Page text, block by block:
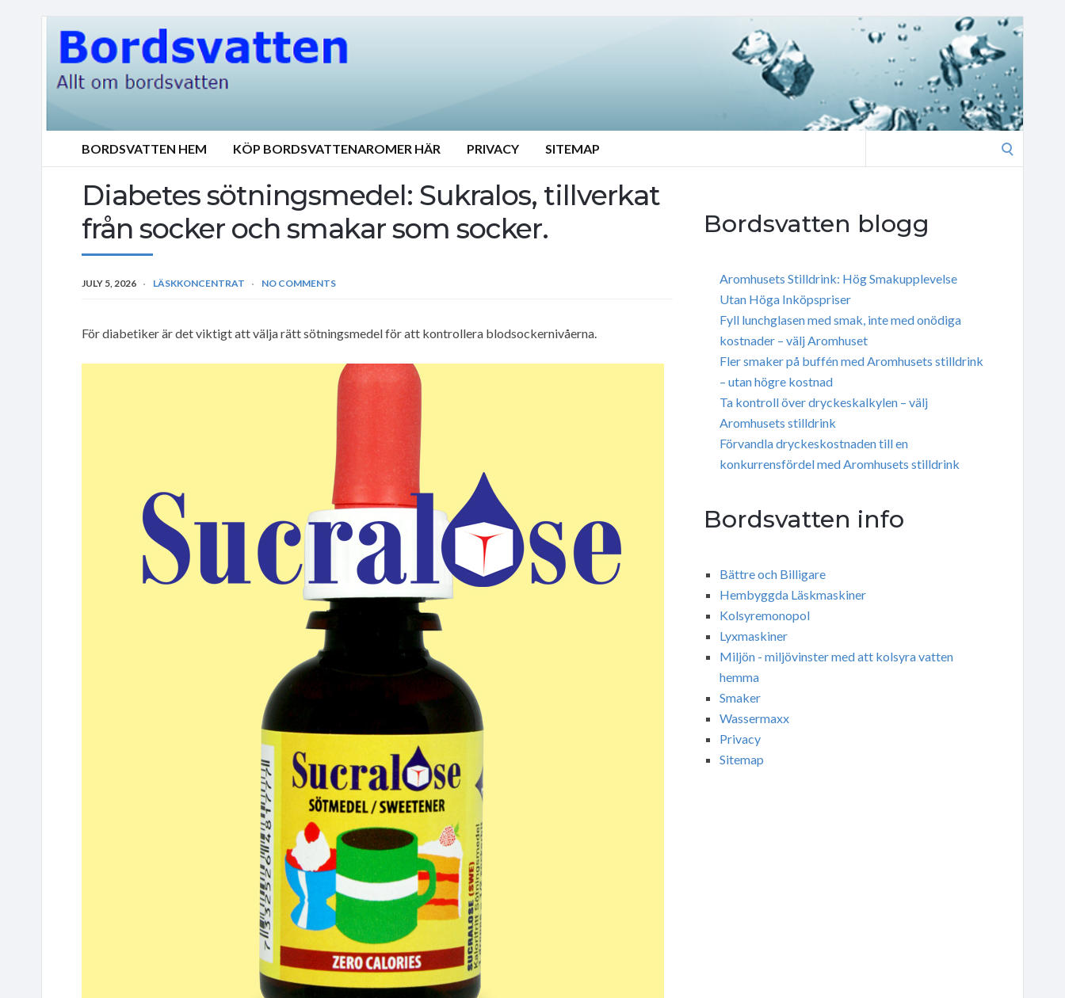
BORDSVATTEN HEM KÖP BORDSVATTENAROMER HÄR PRIVACY SITEMAP
Diabetes sötningsmedel: Sukralos, tillverkat
från socker och smakar som socker.
JULY 5, 2026 LÄSKKONCENTRAT NO COMMENTS
För diabetiker är det viktigt att välja rätt sötningsmedel för att kontrollera blodsockernivåerna.
Bordsvatten blogg
Aromhusets Stilldrink: Hög Smakupplevelse
Utan Höga Inköpspriser
Fyll lunchglasen med smak, inte med onödiga
kostnader – välj Aromhuset
Fler smaker på buffén med Aromhusets stilldrink
– utan högre kostnad
Ta kontroll över dryckeskalkylen – välj
Aromhusets stilldrink
Förvandla dryckeskostnaden till en
konkurrensfördel med Aromhusets stilldrink
Bordsvatten info
Bättre och Billigare
Hembyggda Läskmaskiner
Kolsyremonopol
Lyxmaskiner
Miljön - miljövinster med att kolsyra vatten
hemma
Smaker
Wassermaxx
Privacy
Sitemap